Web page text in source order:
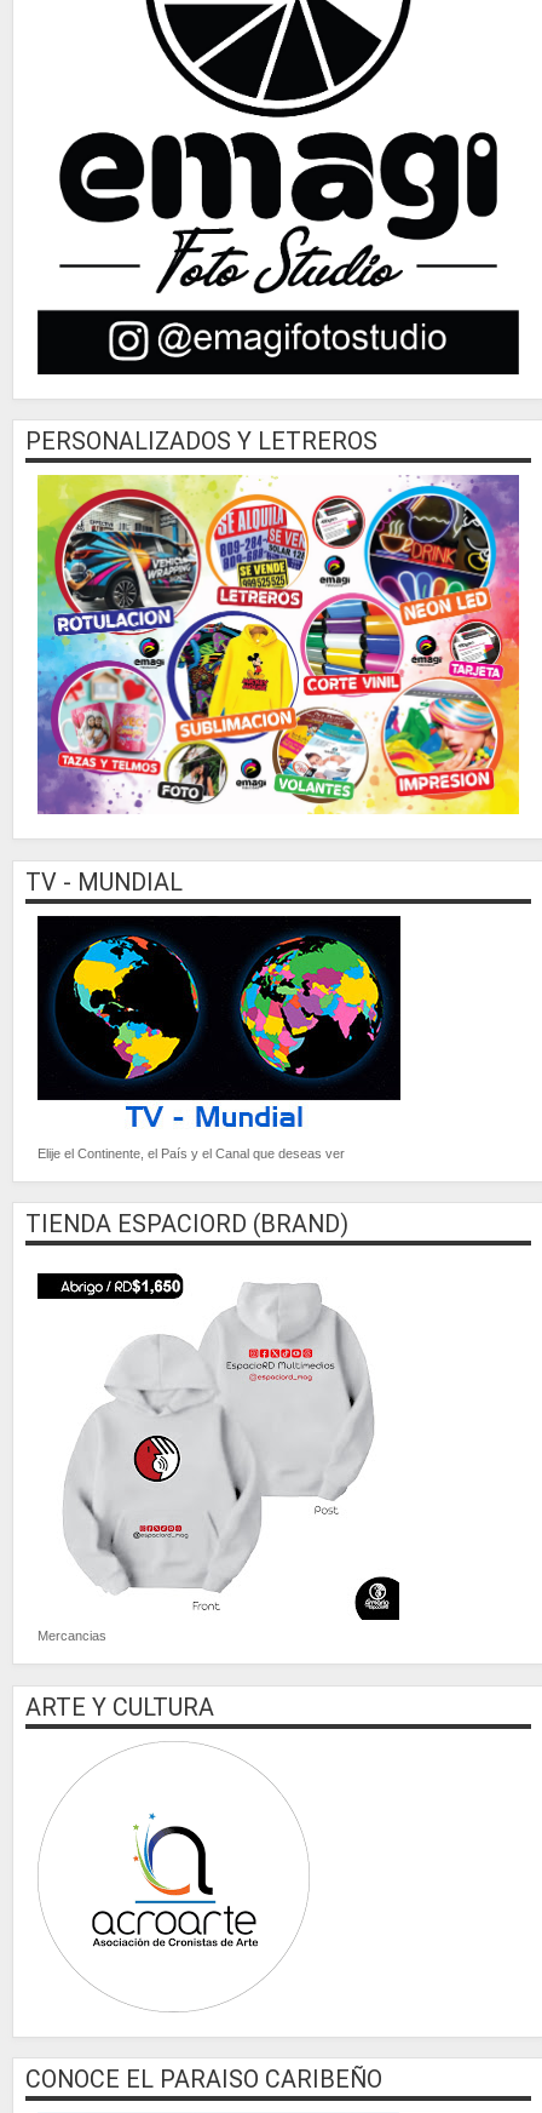
PERSONALIZADOS Y LETREROS
TV - MUNDIAL
Elije el Continente, el País y el Canal que deseas ver
TIENDA ESPACIORD (BRAND)
Mercancias
ARTE Y CULTURA
CONOCE EL PARAISO CARIBEÑO